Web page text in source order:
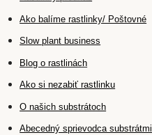
Ako balíme rastlinky/ Poštovné
Slow plant business
Blog o rastlinách
Ako si nezabiť rastlinku
O našich substrátoch
Abecedný sprievodca substrátmi